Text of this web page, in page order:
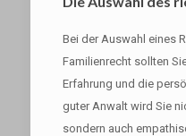
Bei der Auswahl eines
Familienrecht sollten
Erfahrung und die
guter Anwalt wird Sie
sondern auch